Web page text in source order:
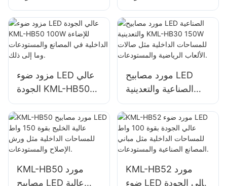
100W للإضاءة الداخلية
في المصانع
والمستودعات وما إلى
ذلك.
100W للإضاءة الداخلية
في المصانع
والمستودعات وما إلى
ذلك.
مزود ضوء LED عالي
الجودة KML-HB50
100W للإضاءة الداخلية
في المصانع
والمستودعات وما إلى
ذلك.
مورد مصابيح LED
الصناعية والتعدينية
KML-HB30 150W
للمساحات الداخلية
مثل صالات الألعاب
الرياضية
KML-HB50 مورد
مصابيح LED عالية
KML-HB52 مورد
ضوء LED عالي الجودة